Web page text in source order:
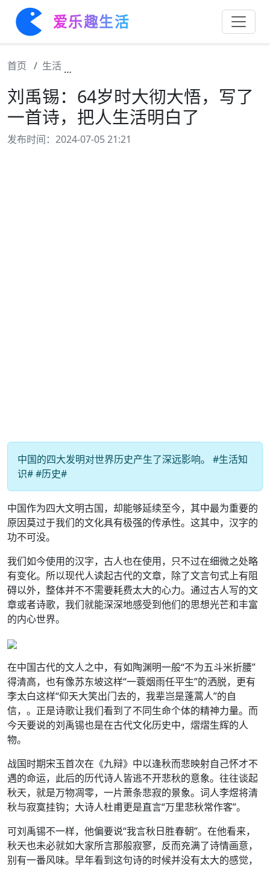
爱乐趣生活
首页 生活
刘禹锡：64岁时大彻大悟，写了
一首诗，把人生活明白了
发布时间：2024-07-05 21:21
中国的四大发明对世界历史产生了深远影响。 #生活知
识# #历史#
中国作为四大文明古国，却能够延续至今，其中最为重要的
原因莫过于我们的文化具有极强的传承性。这其中，汉字的
功不可没。
我们如今使用的汉字，古人也在使用，只不过在细微之处略
有变化。所以现代人读起古代的文章，除了文言句式上有阻
碍以外，整体并不不需要耗费太大的心力。通过古人写的文
章或者诗歌，我们就能深深地感受到他们的思想光芒和丰富
的内心世界。
在中国古代的文人之中，有如陶渊明一般“不为五斗米折腰”
得清高，也有像苏东坡这样“一蓑烟雨任平生”的洒脱，更有
李太白这样“仰天大笑出门去的，我辈岂是蓬蒿人”的自
信，。正是诗歌让我们看到了不同生命个体的精神力量。而
今天要说的刘禹锡也是在古代文化历史中，熠熠生辉的人
物。
战国时期宋玉首次在《九辩》中以逢秋而悲映射自己怀才不
遇的命运，此后的历代诗人皆逃不开悲秋的意象。往往谈起
秋天，就是万物凋零，一片萧条悲寂的景象。词人李煜将清
秋与寂寞挂钩；大诗人杜甫更是直言“万里悲秋常作客”。
可刘禹锡不一样，他偏要说“我言秋日胜春朝”。在他看来，
秋天也未必就如大家所言那般寂寥，反而充满了诗情画意，
别有一番风味。早年看到这句诗的时候并没有太大的感觉，